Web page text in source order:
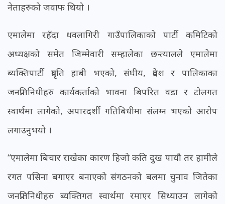
नेताहरुको जवाफ थियो ।
एमालेमा रहँदा धवलागिरी गाउँपालिकाको पार्टी कमिटिको
अध्यक्षको समेत जिम्मेवारी सम्हालेका छन्त्यालले एमालेमा
ब्यक्तिपार्टी प्रवृति हाबी भएको, संघीय, प्रदेश र पालिकाका
जनप्रतिनिधीहरु कार्यकर्ताको भावना बिपरित वडा र टोलगत
स्वार्थमा लागेको, अपारदर्शी गतिबिधीमा संलग्न भएको आरोप
लगाउनुभयो ।
“एमालेमा बिचार राखेका कारण हिजो कति दुख पायौ तर हामीले
रगत पसिना बगाएर बनाएको संगठनको बलमा चुनाव जितेका
जनप्रतिनिधीहरु ब्यक्तिगत स्वार्थमा रमाएर सिध्याउन लागेको